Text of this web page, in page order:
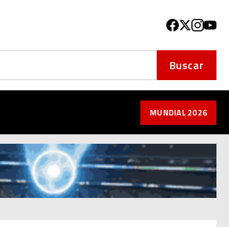
Buscar
MUNDIAL 2026